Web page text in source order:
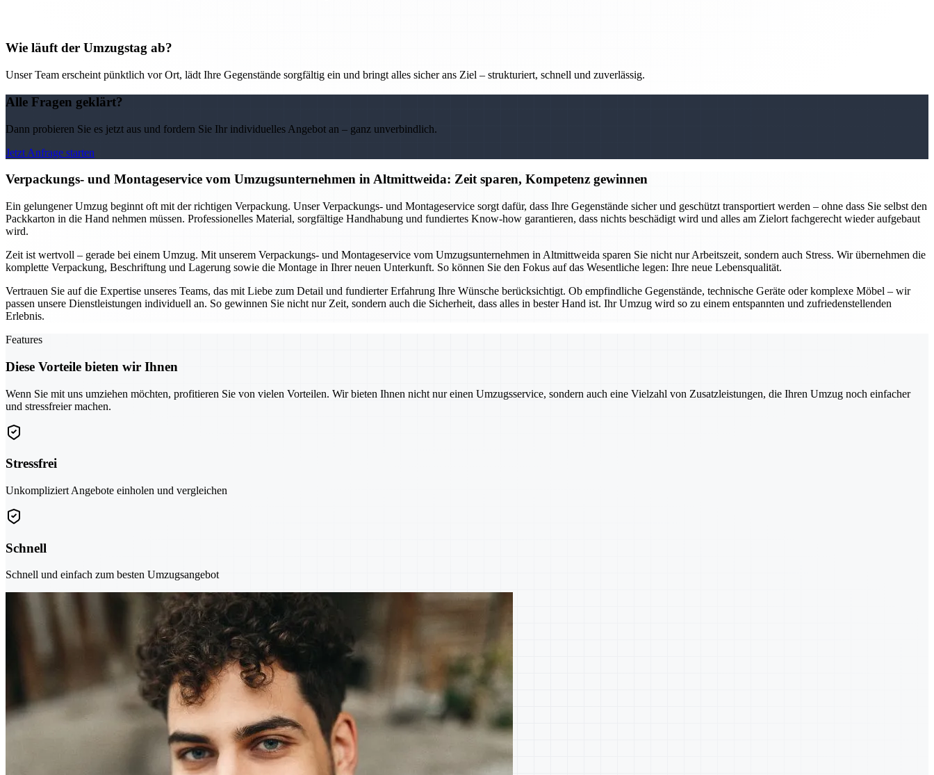
Wie läuft der Umzugstag ab?
Unser Team erscheint pünktlich vor Ort, lädt Ihre Gegenstände sorgfältig ein und bringt alles sicher ans Ziel – strukturiert, schnell und zuverlässig.
Alle Fragen geklärt?
Dann probieren Sie es jetzt aus und fordern Sie Ihr individuelles Angebot an – ganz unverbindlich.
Jetzt Anfrage starten
Verpackungs- und Montageservice vom Umzugsunternehmen in Altmittweida: Zeit sparen, Kompetenz gewinnen
Ein gelungener Umzug beginnt oft mit der richtigen Verpackung. Unser Verpackungs- und Montageservice sorgt dafür, dass Ihre Gegenstände sicher und geschützt transportiert werden – ohne dass Sie selbst den
Packkarton in die Hand nehmen müssen. Professionelles Material, sorgfältige Handhabung und fundiertes Know-how garantieren, dass nichts beschädigt wird und alles am Zielort fachgerecht wieder aufgebaut
wird.
Zeit ist wertvoll – gerade bei einem Umzug. Mit unserem Verpackungs- und Montageservice vom Umzugsunternehmen in Altmittweida sparen Sie nicht nur Arbeitszeit, sondern auch Stress. Wir übernehmen die
komplette Verpackung, Beschriftung und Lagerung sowie die Montage in Ihrer neuen Unterkunft. So können Sie den Fokus auf das Wesentliche legen: Ihre neue Lebensqualität.
Vertrauen Sie auf die Expertise unseres Teams, das mit Liebe zum Detail und fundierter Erfahrung Ihre Wünsche berücksichtigt. Ob empfindliche Gegenstände, technische Geräte oder komplexe Möbel – wir
passen unsere Dienstleistungen individuell an. So gewinnen Sie nicht nur Zeit, sondern auch die Sicherheit, dass alles in bester Hand ist. Ihr Umzug wird so zu einem entspannten und zufriedenstellenden
Erlebnis.
Features
Diese Vorteile bieten wir Ihnen
Wenn Sie mit uns umziehen möchten, profitieren Sie von vielen Vorteilen. Wir bieten Ihnen nicht nur einen Umzugsservice, sondern auch eine Vielzahl von Zusatzleistungen, die Ihren Umzug noch einfacher
und stressfreier machen.
Stressfrei
Unkompliziert Angebote einholen und vergleichen
Schnell
Schnell und einfach zum besten Umzugsangebot